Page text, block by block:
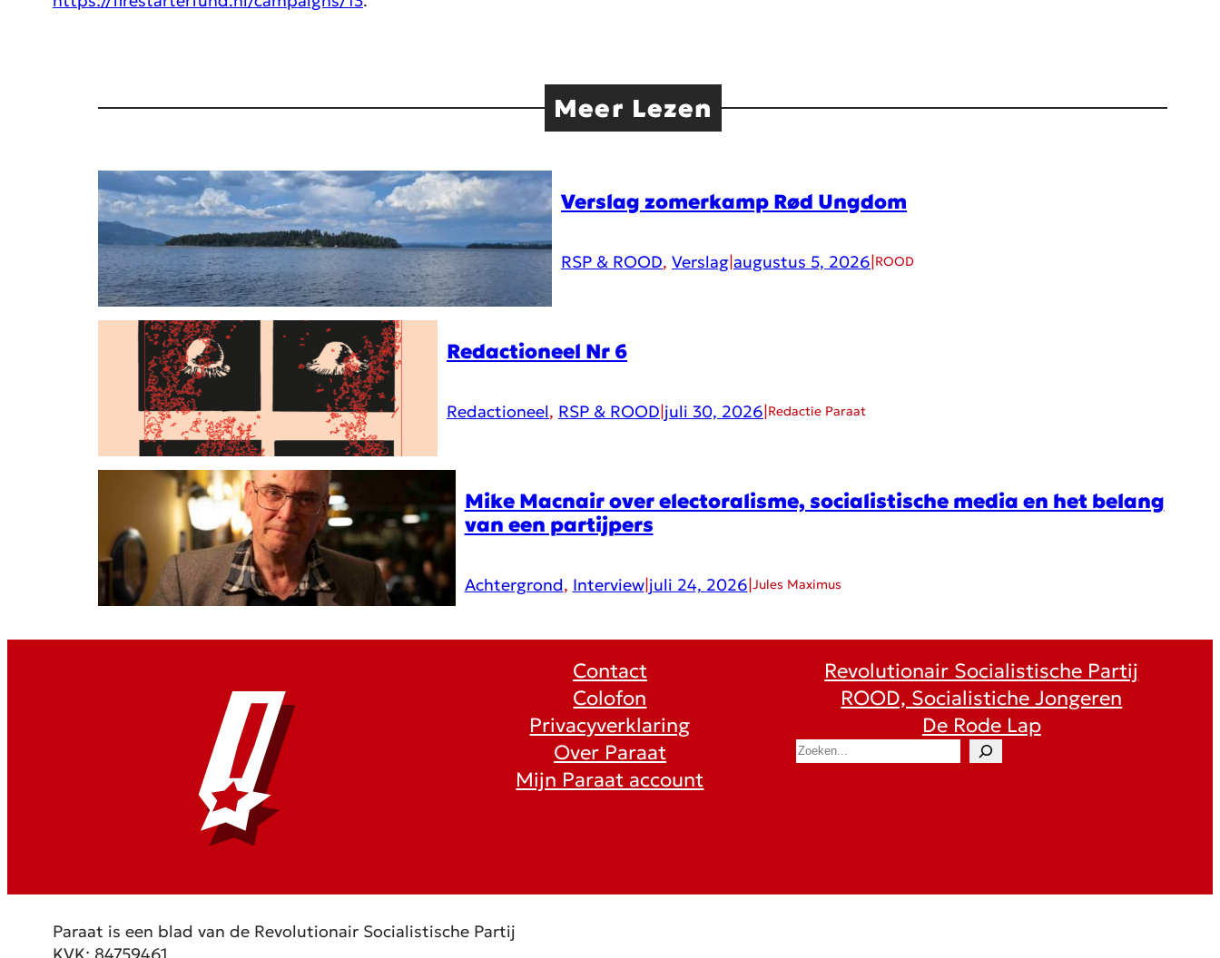
Meer Lezen
Verslag zomerkamp Rød Ungdom
RSP & ROOD, Verslag|augustus 5, 2026|ROOD
Redactioneel Nr 6
Redactioneel, RSP & ROOD|juli 30, 2026|Redactie Paraat
Mike Macnair over electoralisme, socialistische media en het belang
van een partijpers
Achtergrond, Interview|juli 24, 2026|Jules Maximus
Contact
Colofon
Privacyverklaring
Over Paraat
Mijn Paraat account
Revolutionair Socialistische Partij
ROOD, Socialistiche Jongeren
De Rode Lap
S
Paraat is een blad van de Revolutionair Socialistische Partij
KVK: 84759461